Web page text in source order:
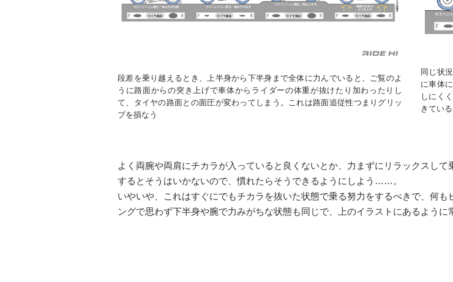
段差を乗り越えるとき、上半身から下半身まで全体に力んでいると、ご覧のよ
うに路面からの突き上げで車体からライダーの体重が抜けたり加わったりし
て、タイヤの路面との面圧が変わってしまう。これは路面追従性つまりグリッ
プを損なう
同じ状
に車体
しにく
きてい
よく両腕や両肩にチカラが入っていると良くないとか、力まずにリラックスし
するとそうはいかないので、慣れたらそうできるようにしよう……。
いやいや、これはすぐにでもチカラを抜いた状態で乗る努力をするべきで、何
ングで思わず下半身や腕で力みがちな状態も同じで、上のイラストにあるよう